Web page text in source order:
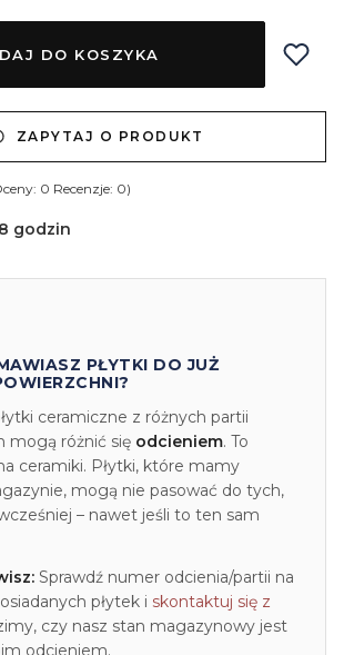
DO KOSZYKA
ZAPYTAJ O PRODUKT
0 Recenzje: 0)
godzin
PŁYTKI DO JUŻ
ceramiczne z różnych partii
mogą różnić się odcieniem. To
ceramiki. Płytki, które mamy
mogą nie pasować do tych,
– nawet jeśli to ten sam
Sprawdź numer odcienia/partii na
płytek i skontaktuj się z
czy nasz stan magazynowy jest
odcieniem.